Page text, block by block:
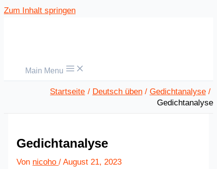
Zum Inhalt springen
Main Menu
Startseite Deutsch üben
Gedichtanalyse
Gedichtanalyse
Gedichtanalyse
Von nicoho/August 21, 2023